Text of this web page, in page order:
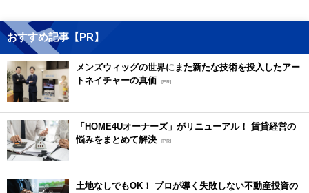
おすすめ記事【PR】
メンズウィッグの世界にまた新たな技術を投入したアー
トネイチャーの真価 [PR]
「HOME4Uオーナーズ」がリニューアル！ 賃貸経営の
悩みをまとめて解決 [PR]
土地なしでもOK！ プロが導く失敗しない不動産投資の